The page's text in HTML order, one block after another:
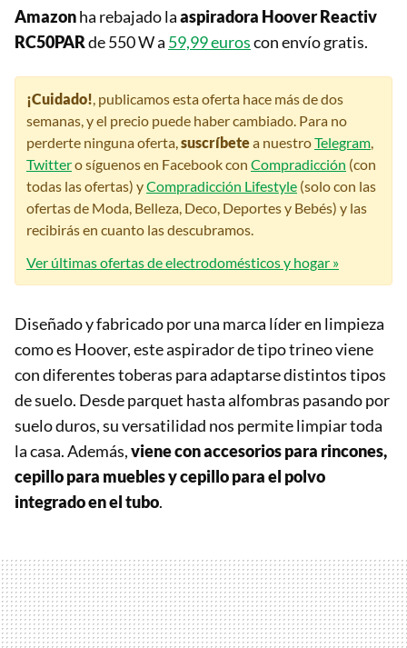
Amazonha rebajado laaspiradora Hoover Reactiv
RC50PARde 550 W a 59,99 euroscon envío gratis.
¡Cuidado!, publicamos esta oferta hace más de dos
semanas, y el precio puede haber cambiado. Para no
perderte ninguna oferta,suscríbetea nuestroTelegram,
Twittero síguenos en Facebook con Compradicción (con
todas las ofertas) yCompradicción Lifestyle (solo con las
ofertas de Moda, Belleza, Deco, Deportes y Bebés) y las
recibirás en cuanto las descubramos.
Ver últimas ofertas de electrodomésticos y hogar »
Diseñado y fabricado por una marca líder en limpieza
como es Hoover, este aspirador de tipo trineo viene
con diferentes toberas para adaptarse distintos tipos
de suelo. Desde parquet hasta alfombras pasando por
suelo duros, su versatilidad nos permite limpiar toda
la casa. Además,viene con accesorios para rincones,
cepillo para muebles y cepillo para el polvo
integrado en el tubo.